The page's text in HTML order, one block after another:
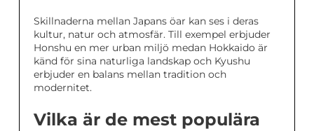
Skillnaderna mellan Japans öar kan ses i deras
kultur, natur och atmosfär. Till exempel erbjuder
Honshu en mer urban miljö medan Hokkaido är
känd för sina naturliga landskap och Kyushu
erbjuder en balans mellan tradition och
modernitet.
Vilka är de mest populära